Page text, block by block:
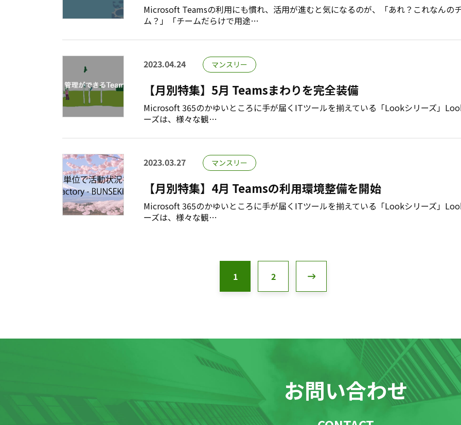
Microsoft Teamsの利用にも慣れ、活用が進むと気になるのが、「あれ？これなんの
ム？」「チームだらけで用途…
2023.04.24 マンスリー
【月別特集】5月 Teamsまわりを完全装備
Microsoft 365のかゆいところに手が届くITツールを揃えている「Lookシリーズ」
ーズは、様々な観…
2023.03.27 マンスリー
【月別特集】4月 Teamsの利用環境整備を開始
Microsoft 365のかゆいところに手が届くITツールを揃えている「Lookシリーズ」
ーズは、様々な観…
1 2
お問い合わせ